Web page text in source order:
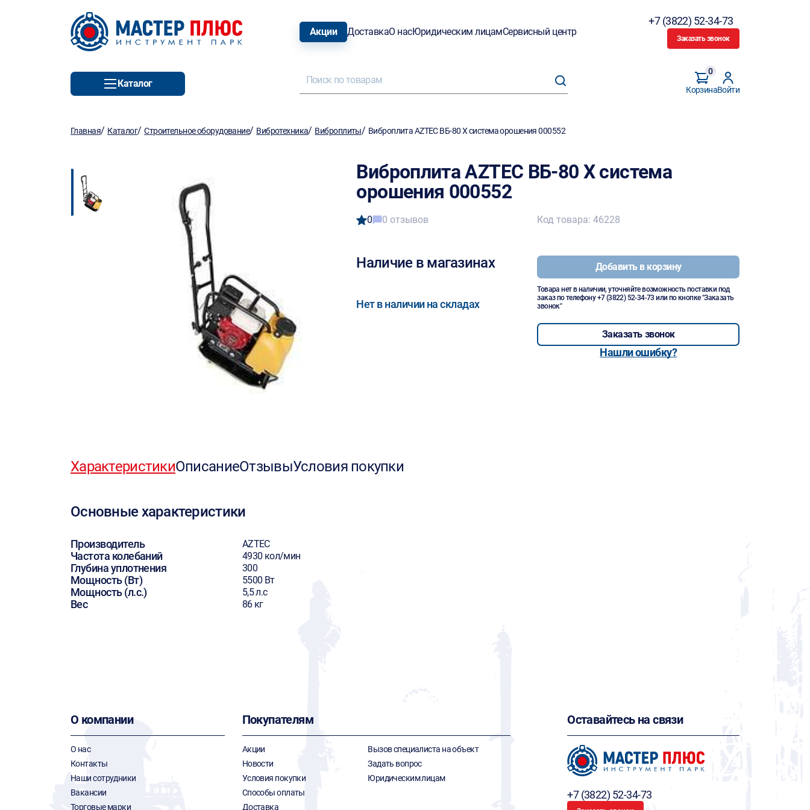
Акции ДоставкаО насЮридическим лицамСервисный центр
+7 (3822) 52-34-73
Заказать звонок
Каталог
Корзина
0
Войти
Главная/ Каталог/Строительное оборудование/ Вибротехника/ Виброплиты/ Виброплита AZTEC ВБ-80 Х система орошения 000552
Виброплита AZTEC ВБ-80 Х система
орошения 000552
0 0 отзывов
Наличие в магазинах
Нет в наличии на складах
Код товара: 46228
Добавить в корзину
Товара нет в наличии, уточняйте возможность поставки под
заказ по телефону+7 (3822) 52-34-73 или по кнопке "Заказать
звонок"
Заказать звонок
Нашли ошибку?
ХарактеристикиОписаниеОтзывыУсловия покупки
Основные характеристики
Производитель AZTEC
Частота колебаний 4930 кол/мин
Глубина уплотнения 300
Мощность (Вт) 5500 Вт
Мощность (л.с.) 5,5 л.с
Вес 86 кг
О компании
О нас
Контакты
Наши сотрудники
Вакансии
Торговые марки
Покупателям
Акции
Новости
Условия покупки
Способы оплаты
Доставка
Вызов специалиста на объект
Задать вопрос
Юридическим лицам
Оставайтесь на связи
+7 (3822) 52-34-73